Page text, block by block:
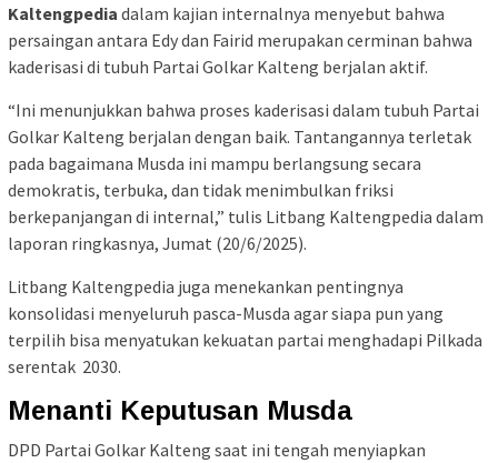
Kaltengpedia dalam kajian internalnya menyebut bahwa
persaingan antara Edy dan Fairid merupakan cerminan bahwa
kaderisasi di tubuh Partai Golkar Kalteng berjalan aktif.
“Ini menunjukkan bahwa proses kaderisasi dalam tubuh Partai
Golkar Kalteng berjalan dengan baik. Tantangannya terletak
pada bagaimana Musda ini mampu berlangsung secara
demokratis, terbuka, dan tidak menimbulkan friksi
berkepanjangan di internal,” tulis Litbang Kaltengpedia dalam
laporan ringkasnya, Jumat (20/6/2025).
Litbang Kaltengpedia juga menekankan pentingnya
konsolidasi menyeluruh pasca-Musda agar siapa pun yang
terpilih bisa menyatukan kekuatan partai menghadapi Pilkada
serentak 2030.
Menanti Keputusan Musda
DPD Partai Golkar Kalteng saat ini tengah menyiapkan